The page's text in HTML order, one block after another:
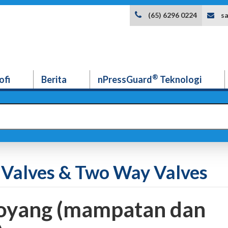
(65) 6296 0224
Berita nPressGuard® Teknologi
& Two Way Valves
(mampatan dan